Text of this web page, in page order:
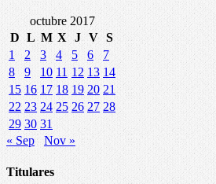
octubre 2017
D L M X J V S
1
2 3 4 5 6
7
8
9 10 11 12 13 14
15 16 17 18 19 20 21
22 23 24 25 26 27 28
29 30 31
« Sep
Nov »
Titulares